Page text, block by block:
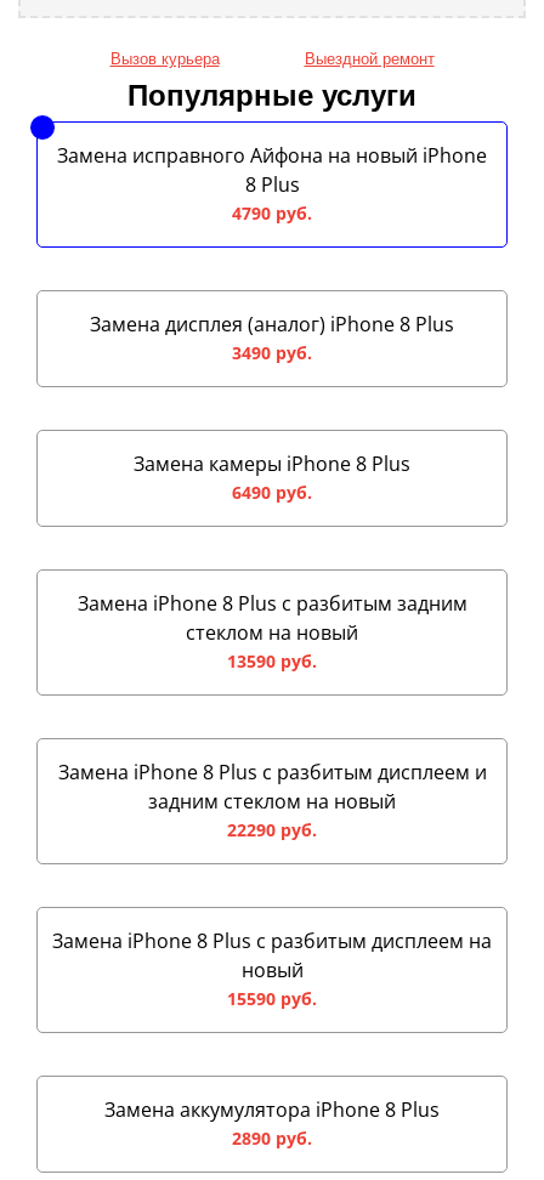
Вызов курьера Выездной ремонт
Популярные услуги
Замена исправного Айфона на новый iPhone
8 Plus
4790 руб.
Замена дисплея (аналог) iPhone 8 Plus
3490 руб.
Замена камеры iPhone 8 Plus
6490 руб.
Замена iPhone 8 Plus с разбитым задним
стеклом на новый
13590 руб.
Замена iPhone 8 Plus с разбитым дисплеем и
задним стеклом на новый
22290 руб.
Замена iPhone 8 Plus с разбитым дисплеем на
новый
15590 руб.
Замена аккумулятора iPhone 8 Plus
2890 руб.